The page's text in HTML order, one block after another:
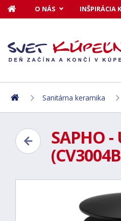
O NÁS INŠPIRÁCIA
Sanitárna keramika
SAPHO